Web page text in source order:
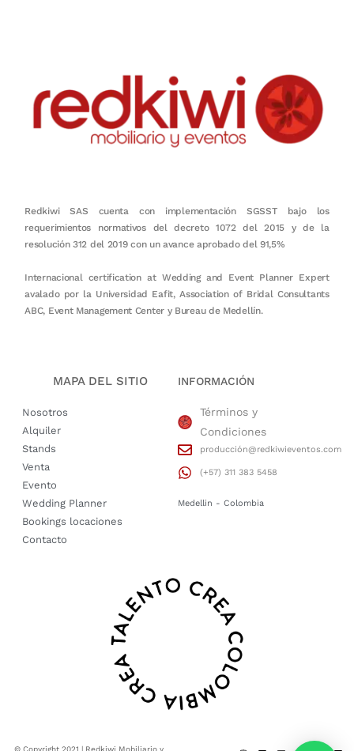
Redkiwi SAS cuenta con implementación SGSST bajo los
requerimientos normativos del decreto 1072 del 2015 y de la
resolución 312 del 2019 con un avance aprobado del 91,5%
Internacional certification at Wedding and Event Planner Expert
avalado por la Universidad Eafit, Association of Bridal Consultants
ABC, Event Management Center y Bureau de Medellín.
MAPA DEL SITIO
Nosotros
Alquiler
Stands
Venta
Evento
Wedding Planner
Bookings locaciones
Contacto
INFORMACIÓN
Términos y
Condiciones
producción@redkiwieventos.com
(+57) 311 383 5458
Medellin - Colombia
© Copyright 2021 | Redkiwi Mobiliario y